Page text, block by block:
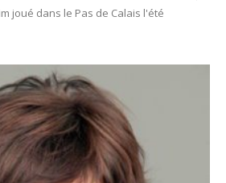
joué dans le Pas de Calais l'été